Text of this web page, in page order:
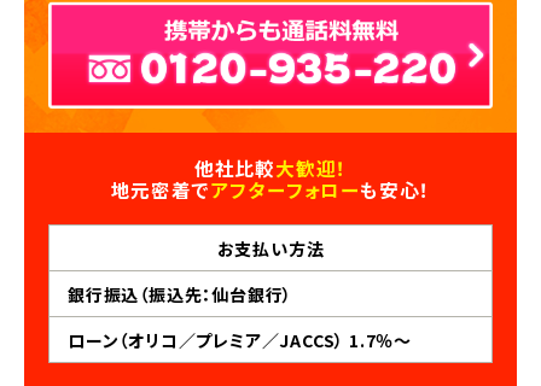
他社比較大歓迎！
地元密着でアフターフォローも安心！
お支払い方法
銀行振込（振込先：仙台銀行）
ローン（オリコ／プレミア／JACCS） 1.7％～